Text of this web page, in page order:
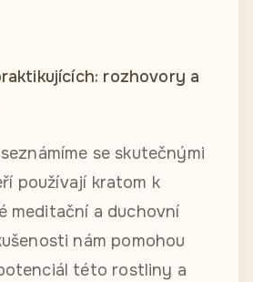
rozhovory a
se skutečnými
používají kratom k
meditační a duchovní
nám pomohou
této rostliny a